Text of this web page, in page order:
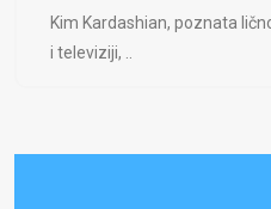
Kim Kardashian, poznata
i televiziji, ..